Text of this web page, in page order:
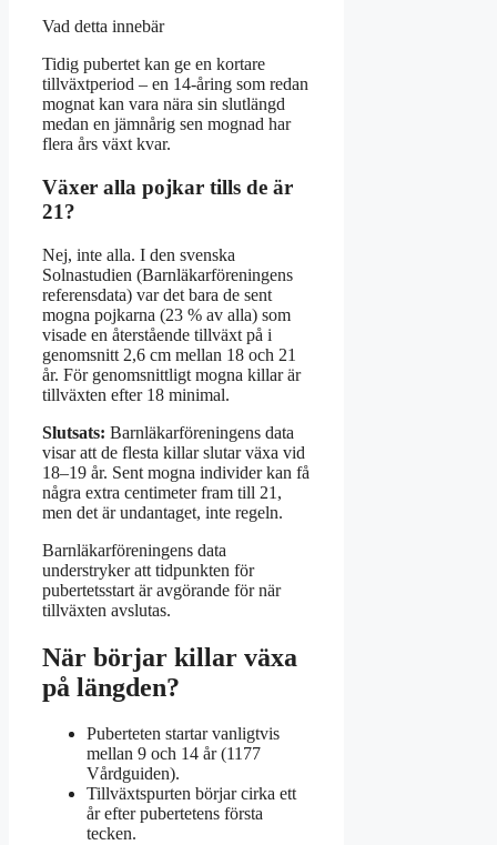
Vad detta innebär
Tidig pubertet kan ge en kortare
tillväxtperiod – en 14-åring som redan
mognat kan vara nära sin slutlängd
medan en jämnårig sen mognad har
flera års växt kvar.
Växer alla pojkar tills de är
21?
Nej, inte alla. I den svenska
Solnastudien (Barnläkarföreningens
referensdata) var det bara de sent
mogna pojkarna (23 % av alla) som
visade en återstående tillväxt på i
genomsnitt 2,6 cm mellan 18 och 21
år. För genomsnittligt mogna killar är
tillväxten efter 18 minimal.
Slutsats: Barnläkarföreningens data
visar att de flesta killar slutar växa vid
18–19 år. Sent mogna individer kan få
några extra centimeter fram till 21,
men det är undantaget, inte regeln.
Barnläkarföreningens data
understryker att tidpunkten för
pubertetsstart är avgörande för när
tillväxten avslutas.
När börjar killar växa
på längden?
Puberteten startar vanligtvis
mellan 9 och 14 år (1177
Vårdguiden).
Tillväxtspurten börjar cirka ett
år efter pubertetens första
tecken.